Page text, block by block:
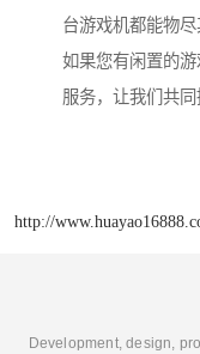
台游戏机都能物尽
如果您有闲置的
服务，让我们共同
http://
Development, design,